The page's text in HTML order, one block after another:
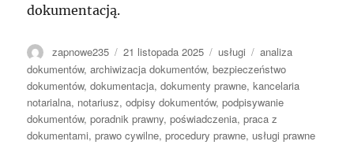
dokumentacją.
Autor
zapnowe235
Data
publikacji
21 listopada 2025 Kategorie
usługi Tagi
analiza
dokumentów,archiwizacja dokumentów,bezpieczeństwo
dokumentów,dokumentacja,dokumenty prawne,kancelaria
notarialna, notariusz,odpisy dokumentów,podpisywanie
dokumentów,poradnik prawny,poświadczenia,praca z
dokumentami,prawo cywilne,procedury prawne, usługi prawne